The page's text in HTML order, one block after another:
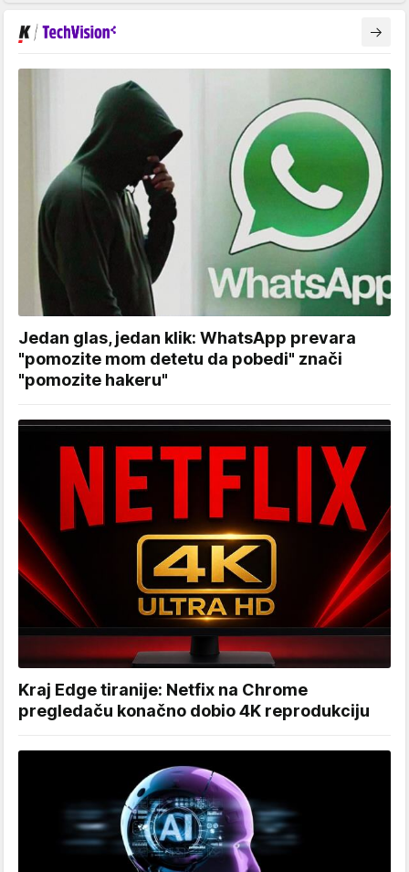
Jedan glas, jedan klik: WhatsApp prevara
"pomozite mom detetu da pobedi" znači
"pomozite hakeru"
Kraj Edge tiranije: Netfix na Chrome
pregledaču konačno dobio 4K reprodukciju